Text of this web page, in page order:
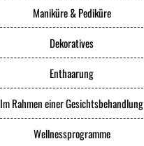
Maniküre & Pediküre
Dekoratives
Enthaarung
Im Rahmen einer Gesichtsbehandlung
Wellnessprogramme